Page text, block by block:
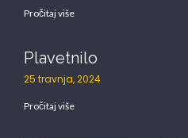
Pročitaj više
Plavetnilo
25 travnja, 2024
Pročitaj više